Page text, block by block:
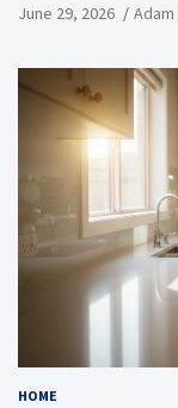
June 29, 2026
HOME